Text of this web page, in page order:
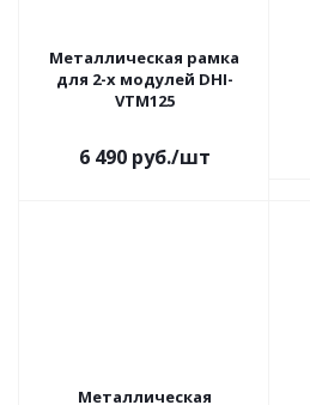
Металлическая рамка
для 2-х модулей DHI-
VTM125
6 490руб./шт
Металлическая